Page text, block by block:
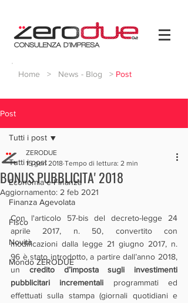
Home > News - Blog > Post
Post
Tutti i post
Economia e Finanza
Finanza Agevolata
Fisco
Novità
Mondo ZERODUE
Tutti i post
BONUS PUBBLICITA' 2018
ZERODUE
15 gen 2018 Tempo di lettura: 2 min
Aggiornamento: 2 feb 2021
Con l'articolo 57-bis del decreto-legge 24
aprile 2017, n. 50, convertito con
modificazioni dalla legge 21 giugno 2017, n.
96 è stato introdotto, a partire dall’anno 2018,
un credito d’imposta sugli investimenti
pubblicitari incrementali programmati ed
effettuati sulla stampa (giornali quotidiani e